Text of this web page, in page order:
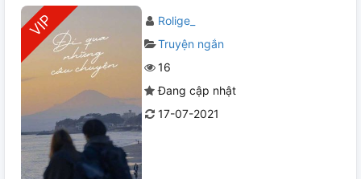
Rolige_
Truyện ngắn
16
Đang cập nhật
17-07-2021